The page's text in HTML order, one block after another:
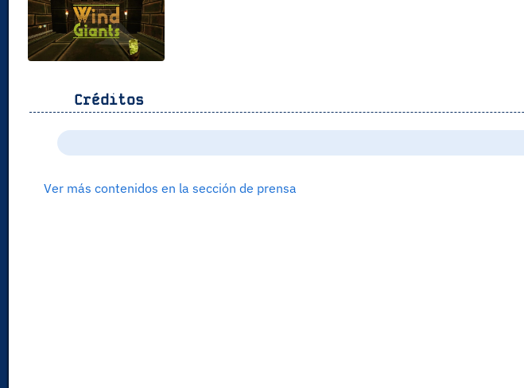
Créditos
Ver más contenidos en la sección de prensa